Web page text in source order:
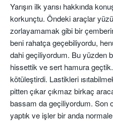
Yarışın ilk yarısı hakkında
korkunçtu. Öndeki araçlar
zorlayamamak gibi bir
beni rahatça geçebiliyordu,
dahi geçiliyordum. Bu yüzden
hissettik ve sert hamura
kötüleştirdi. Lastikleri
pitten çıkar çıkmaz birkaç
bassam da geçiliyordum. Son
yaptık ve işler bir anda